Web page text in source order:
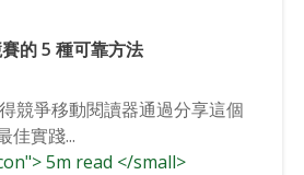
的 5 種可靠方法
競爭移動閱讀器通過分享這個
佳實踐...
5m read </small>